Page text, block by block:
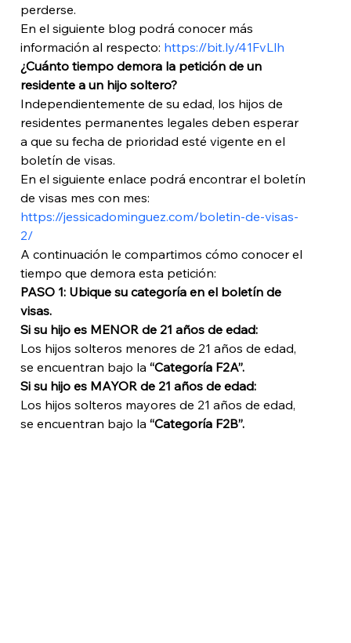
perderse.
En el siguiente blog podrá conocer más
información al respecto: https://bit.ly/41FvLlh
¿Cuánto tiempo demora la petición de un
residente a un hijo soltero?
Independientemente de su edad, los hijos de
residentes permanentes legales deben esperar
a que su fecha de prioridad esté vigente en el
boletín de visas.
En el siguiente enlace podrá encontrar el boletín
de visas mes con mes:
https://jessicadominguez.com/boletin-de-visas-
2/
A continuación le compartimos cómo conocer el
tiempo que demora esta petición:
PASO 1: Ubique su categoría en el boletín de
visas.
Si su hijo es MENOR de 21 años de edad:
Los hijos solteros menores de 21 años de edad,
se encuentran bajo la “Categoría F2A”.
Si su hijo es MAYOR de 21 años de edad:
Los hijos solteros mayores de 21 años de edad,
se encuentran bajo la “Categoría F2B”.